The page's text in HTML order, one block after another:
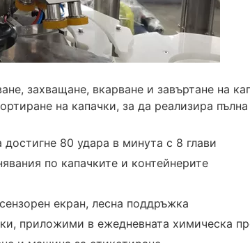
захващане, вкарване и завъртане на
на капачки, за да реализира пълна
80 удара в минута с 8 глави
по капачките и контейнерите
екран, лесна поддръжка
приложими в ежедневната химическа